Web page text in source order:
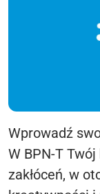
Wprowadź
W BPN-T Twój
zakłóceń, w